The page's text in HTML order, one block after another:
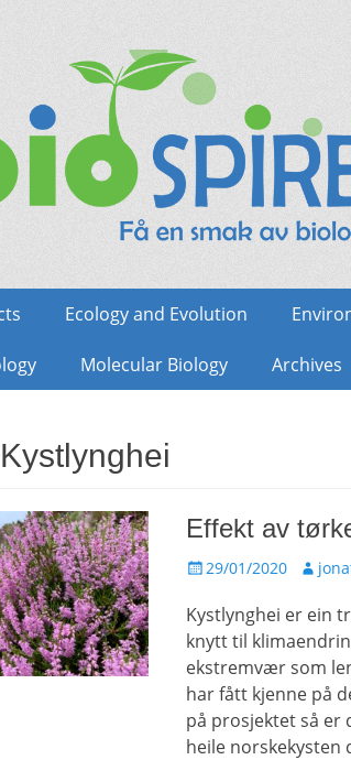
of biology
Ecology and Evolution
Molecular Biology Archives
Kystlynghei
Effekt av
Posted
29/01/2020 Author
Kystlynghei er ein
knytt til
ekstremvær som
har fått kjenne på
på prosjektet så er
heile norskekysten